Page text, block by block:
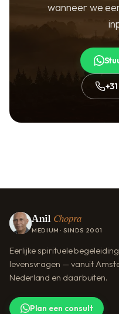
wanneer we
Anil Chopra
MEDIUM · SINDS 2001
Eerlijke spirituele
levensvragen — vanuit
Nederland en daarbuiten.
Plan een consult